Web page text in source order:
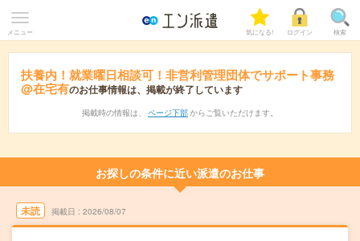
メニュー 気になる! ログイン 検索
扶養内！就業曜日相談可！非営利管理団体でサポート事務
@在宅有のお仕事情報は、掲載が終了しています
掲載時の情報は、 ページ下部 からご覧いただけます。
お探しの条件に近い派遣のお仕事
未読 掲載日 2026/08/07